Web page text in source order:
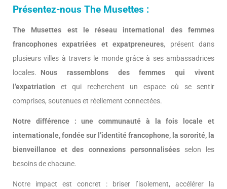
Présentez-nous The Musettes :
The Musettes est le réseau international des femmes
francophones expatriées et expatpreneures, présent dans
plusieurs villes à travers le monde grâce à ses ambassadrices
locales. Nous rassemblons des femmes qui vivent
l’expatriation et qui recherchent un espace où se sentir
comprises, soutenues et réellement connectées.
Notre différence : une communauté à la fois locale et
internationale, fondée sur l’identité francophone, la sororité, la
bienveillance et des connexions personnaliséesselon les
besoins de chacune.
Notre impact est concret : briser l’isolement, accélérer la